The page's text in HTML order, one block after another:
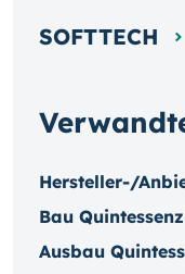
Hersteller-/
Bau Quintessenz
Ausbau
SOFTTECH